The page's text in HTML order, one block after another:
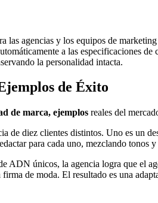
las agencias y los equipos de
a las especificaciones
la personalidad intacta.
de Éxito
de marca, ejemplos reales del
de diez clientes distintos. Uno es un
para cada uno, mezclando tonos
ADN únicos, la agencia logra que el
de moda. El resultado es una